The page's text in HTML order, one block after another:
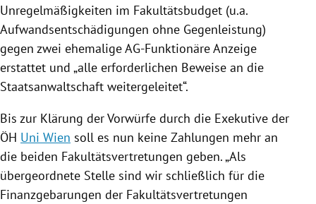
Unregelmäßigkeiten im Fakultätsbudget (u.a.
Aufwandsentschädigungen ohne Gegenleistung)
gegen zwei ehemalige AG-Funktionäre Anzeige
erstattet und „alle erforderlichen Beweise an die
Staatsanwaltschaft weitergeleitet“.
Bis zur Klärung der Vorwürfe durch die Exekutive der
ÖH Uni Wien soll es nun keine Zahlungen mehr an
die beiden Fakultätsvertretungen geben. „Als
übergeordnete Stelle sind wir schließlich für die
Finanzgebarungen der Fakultätsvertretungen